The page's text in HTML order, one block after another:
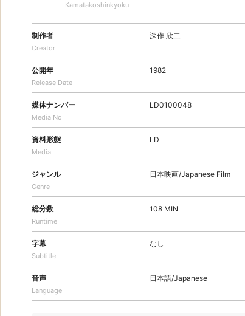
Kamatakoshinkyoku
制作者
Creator
深作 欣二
公開年
Release Date
1982
媒体ナンバー
Media No
LD0100048
資料形態
Media
LD
ジャンル
Genre
日本映画/Japanese Film
総分数
Runtime
108 MIN
字幕
Subtitle
なし
音声
Language
日本語/Japanese